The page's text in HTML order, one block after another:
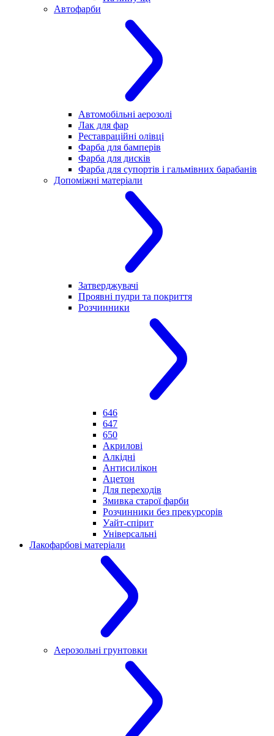
Автофарби
Автомобільні аерозолі
Лак для фар
Реставраційні олівці
Фарба для бамперів
Фарба для дисків
Фарба для супортів і гальмівних барабанів
Допоміжні матеріали
Затверджувачі
Проявні пудри та покриття
Розчинники
646
647
650
Акрилові
Алкідні
Антисилікон
Ацетон
Для переходів
Змивка старої фарби
Розчинники без прекурсорів
Уайт-спірит
Універсальні
Лакофарбові матеріали
Аерозольні грунтовки